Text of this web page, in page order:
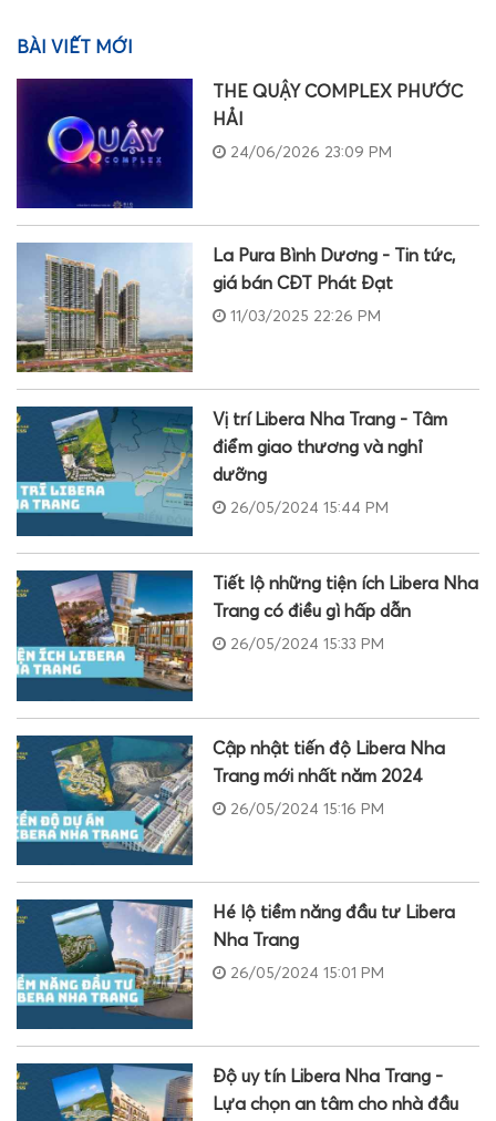
BÀI VIẾT MỚI
THE QUẬY COMPLEX PHƯỚC
HẢI
24/06/2026 23:09 PM
La Pura Bình Dương - Tin tức,
giá bán CĐT Phát Đạt
11/03/2025 22:26 PM
Vị trí Libera Nha Trang - Tâm
điểm giao thương và nghỉ
dưỡng
26/05/2024 15:44 PM
Tiết lộ những tiện ích Libera Nha
Trang có điều gì hấp dẫn
26/05/2024 15:33 PM
Cập nhật tiến độ Libera Nha
Trang mới nhất năm 2024
26/05/2024 15:16 PM
Hé lộ tiềm năng đầu tư Libera
Nha Trang
26/05/2024 15:01 PM
Độ uy tín Libera Nha Trang -
Lựa chọn an tâm cho nhà đầu